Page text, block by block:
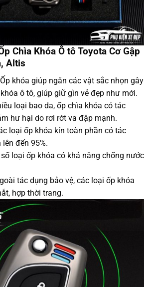
Chìa Khóa Ô tô Toyota Cơ Gập
Altis
khóa giúp ngăn các vật sắc nhọn gây
ô tô, giúp giữ gìn vẻ đẹp như mới.
loại bao da, ốp chìa khóa có tác
hư hại do rơi rớt va đập mạnh.
loại ốp khóa kín toàn phần có tác
đến 95%.
loại ốp khóa có khả năng chống nước
tác dụng bảo vệ, các loại ốp khóa
hợp thời trang.